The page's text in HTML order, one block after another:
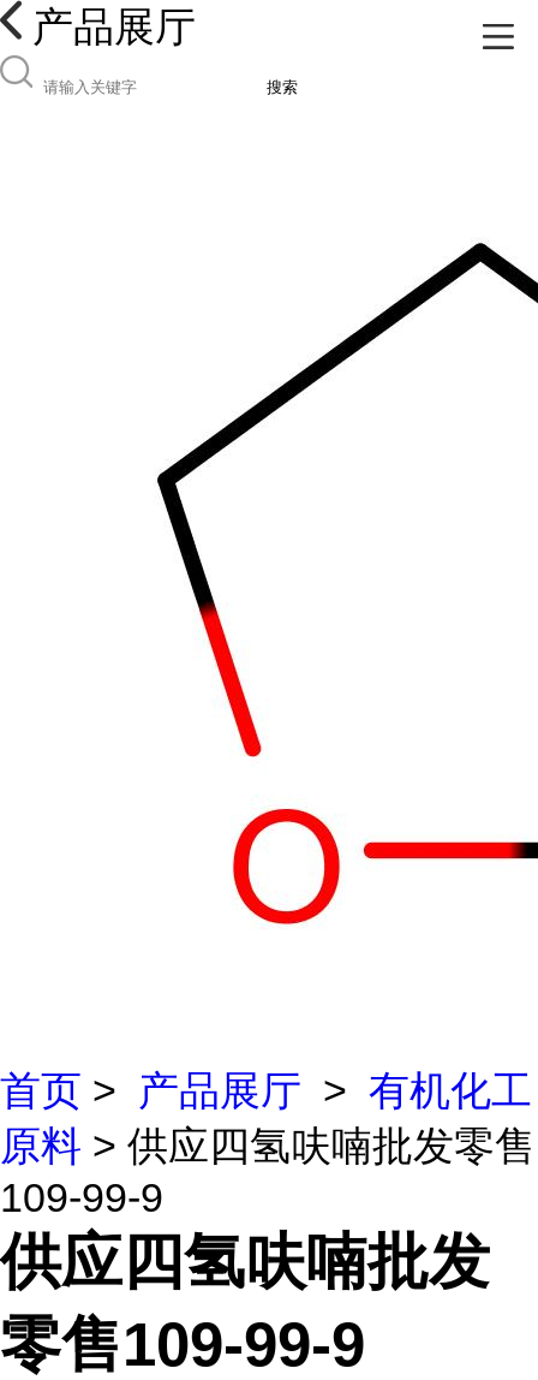
产品展厅
搜索
首页 > 产品展厅 > 有机化工
原料 > 供应四氢呋喃批发零售
109-99-9
供应四氢呋喃批发
零售109-99-9